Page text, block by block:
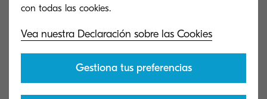
Al tener una empresa que se ocupa de todo, no
se secarán cartuchosni se desperdiciará papel
sino que la empresa siempre tendrá a su
disposición la capacidad de impresión que
necesita. Ni más ni menos. Esto reduce el
Vea nuestra Declaración sobre las Cookies
Gestiona tus preferencias